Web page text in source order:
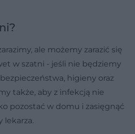
ale możemy zarazić się
w szatni - jeśli nie będziemy
higieny oraz
także, aby z infekcją nie
pozostać w domu i zasięgnąć
lekarza.